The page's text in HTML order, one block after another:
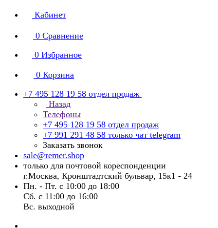
Кабинет
0 Сравнение
0 Избранное
0 Корзина
+7 495 128 19 58 отдел продаж
Назад
Телефоны
+7 495 128 19 58 отдел продаж
+7 991 291 48 58 только чат telegram
Заказать звонок
sale@remer.shop
только для почтовой кореспонденции
г.Москва, Кронштадтский бульвар, 15к1 - 24
Пн. - Пт. с 10:00 до 18:00
Сб. с 11:00 до 16:00
Вс. выходной